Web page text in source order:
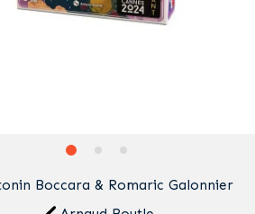
Boccara & Romaric Galonnier